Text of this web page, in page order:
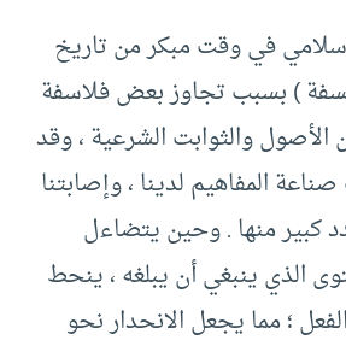
في وقت مبكر من تاريخ
) بسبب تجاوز بعض فلاسفة
الأصول والثوابت الشرعية ، وقد
المفاهيم لدينا ، وإصابتنا
كبير منها . وحين يتضاءل
الذي ينبغي أن يبلغه ، ينحط
؛ مما يجعل الانحدار نحو